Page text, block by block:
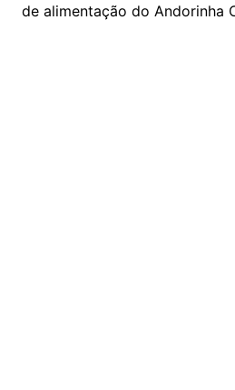
de alimentação do Andorinha